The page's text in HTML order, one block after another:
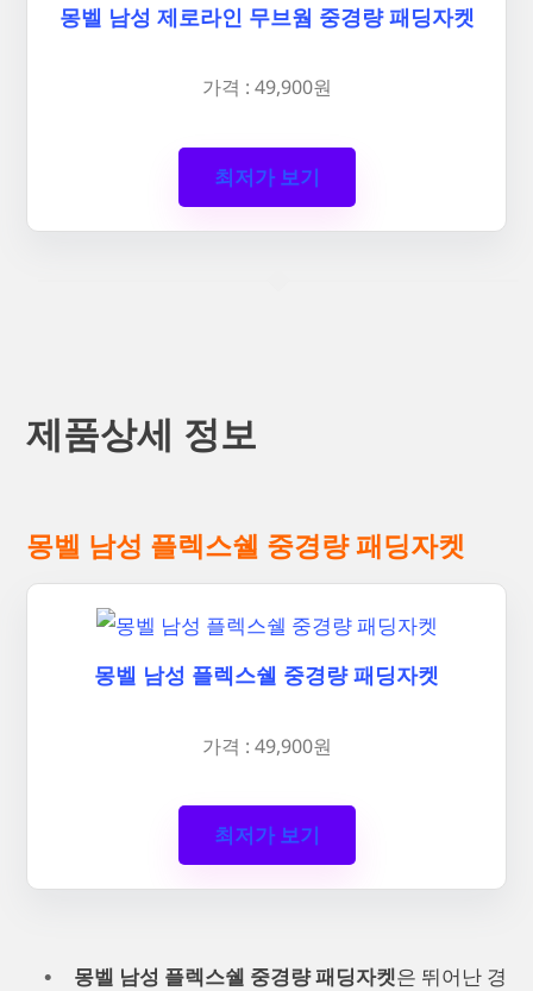
몽벨 남성 제로라인 무브웜 중경량 패딩자켓
가격 : 49,900원
최저가 보기
제품상세 정보
몽벨 남성 플렉스쉘 중경량 패딩자켓
몽벨 남성 플렉스쉘 중경량 패딩자켓
가격 : 49,900원
최저가 보기
몽벨 남성 플렉스쉘 중경량 패딩자켓은 뛰어난 경